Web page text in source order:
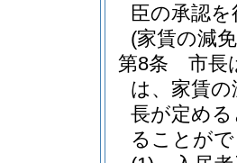
臣の承認
(家賃の減
第8条
市長
は、家賃
長が定め
ることが